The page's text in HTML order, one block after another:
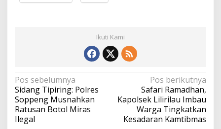
Ikuti Kami
Navigasi
pos
Pos sebelumnya
Sidang Tipiring: Polres
Soppeng Musnahkan
Ratusan Botol Miras
Ilegal
Pos berikutnya
Safari Ramadhan,
Kapolsek Lilirilau Imbau
Warga Tingkatkan
Kesadaran Kamtibmas